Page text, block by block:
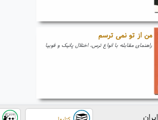
من از تو نمی ترسم
راهنمای مقابله با انواع ترس، اختلال پانیک و فوبیا